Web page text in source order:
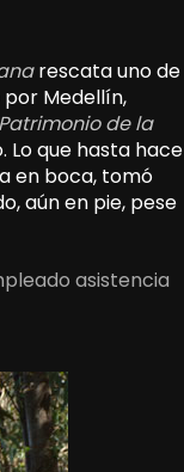
rescata uno de
por Medellín,
Patrimonio de la
Lo que hasta hace
en boca, tomó
aún en pie, pese
asistencia